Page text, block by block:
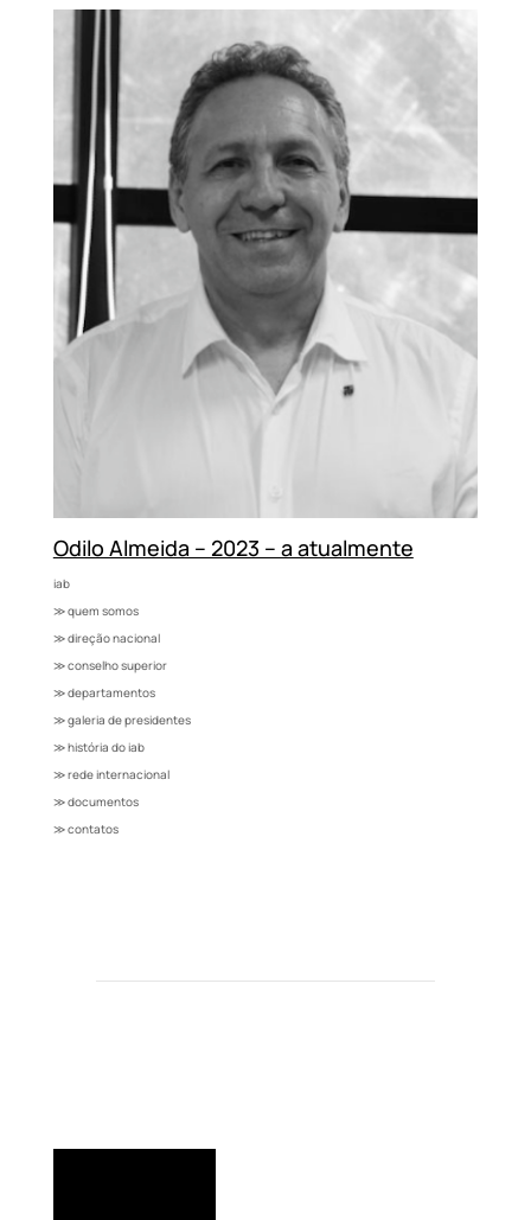
Odilo Almeida – 2023 – a atualmente
iab
≫ quem somos
≫ direção nacional
≫ conselho superior
≫ departamentos
≫ galeria de presidentes
≫ história do iab
≫ rede internacional
≫ documentos
≫ contatos